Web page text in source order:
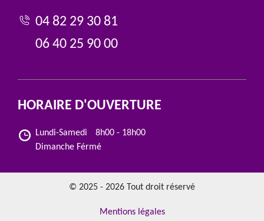
04 82 29 30 81
06 40 25 90 00
HORAIRE D'OUVERTURE
Lundi-Samedi
8h00 - 18h00
Dimanche Férmé
© 2025 - 2026 Tout droit réservé
Mentions légales